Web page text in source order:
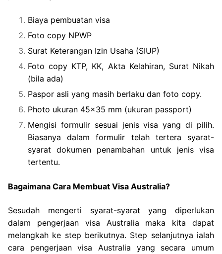
Biaya pembuatan visa
Foto copy NPWP
Surat Keterangan Izin Usaha (SIUP)
Foto copy KTP, KK, Akta Kelahiran, Surat Nikah
(bila ada)
Paspor asli yang masih berlaku dan foto copy.
Photo ukuran 45×35 mm (ukuran passport)
Mengisi formulir sesuai jenis visa yang di pilih.
Biasanya dalam formulir telah tertera syarat-
syarat dokumen penambahan untuk jenis visa
tertentu.
Bagaimana Cara Membuat Visa Australia?
Sesudah mengerti syarat-syarat yang diperlukan
dalam pengerjaan visa Australia maka kita dapat
melangkah ke step berikutnya. Step selanjutnya ialah
cara pengerjaan visa Australia yang secara umum